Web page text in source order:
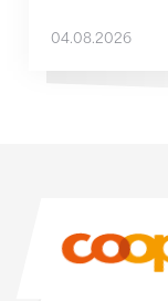
04.08.2026